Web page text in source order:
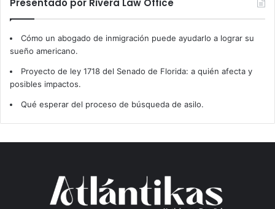
Presentado por Rivera Law Office
Cómo un abogado de inmigración puede ayudarlo a lograr su
sueño americano.
Proyecto de ley 1718 del Senado de Florida: a quién afecta y
posibles impactos.
Qué esperar del proceso de búsqueda de asilo.